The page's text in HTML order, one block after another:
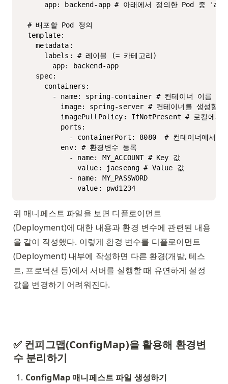
app: backend-app # 아래에서 정의한 Pod 중
  # 배포할 Pod 정의
  template:
    metadata:
      labels: # 레이블 (= 카테고리)
        app: backend-app
    spec:
      containers:
        - name: spring-container # 컨테이너 이름
image: spring-server # 컨테이너를 생성할
imagePullPolicy: IfNotPresent # 로컬에서
          ports:
- containerPort: 8080  # 컨테이너에서 사
          env: # 환경변수 등록
            - name: MY_ACCOUNT # Key 값
              value: jaeseong # Value 값
            - name: MY_PASSWORD
              value: pwd1234
위 매니페스트 파일을 보면 디플로이먼트
(Deployment)에 대한 내용과 환경 변수에 관련된 내용
을 같이 작성했다. 이렇게 환경 변수를 디플로이먼트
(Deployment) 내부에 작성하면 다른 환경(개발, 테스
트, 프로덕션 등)에서 서버를 실행할 때 유연하게 설정
값을 변경하기 어려워진다.
✅ 컨피그맵(ConfigMap)을 활용해 환경변
수 분리하기
ConfigMap 매니페스트 파일 생성하기